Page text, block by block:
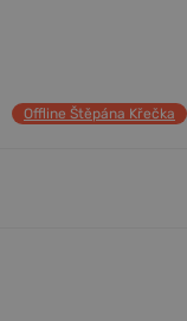
Offline Štěpána Křečka